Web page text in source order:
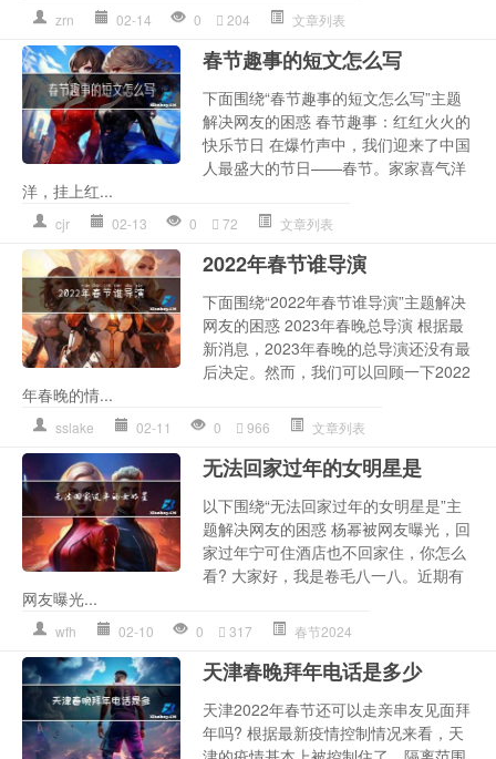
zrn 02-14 0 204 文章列表
春节趣事的短文怎么写
下面围绕“春节趣事的短文怎么写”主题
解决网友的困惑 春节趣事：红红火火的
快乐节日 在爆竹声中，我们迎来了中国
人最盛大的节日——春节。家家喜气洋
洋，挂上红...
cjr 02-13 0 72 文章列表
2022年春节谁导演
下面围绕“2022年春节谁导演”主题解决
网友的困惑 2023年春晚总导演 根据最
新消息，2023年春晚的总导演还没有最
后决定。然而，我们可以回顾一下2022
年春晚的情...
sslake 02-11 0 966 文章列表
无法回家过年的女明星是
以下围绕“无法回家过年的女明星是”主
题解决网友的困惑 杨幂被网友曝光，回
家过年宁可住酒店也不回家住，你怎么
看? 大家好，我是卷毛八一八。近期有
网友曝光...
wfh 02-10 0 317 春节2024
天津春晚拜年电话是多少
天津2022年春节还可以走亲串友见面拜
年吗? 根据最新疫情控制情况来看，天